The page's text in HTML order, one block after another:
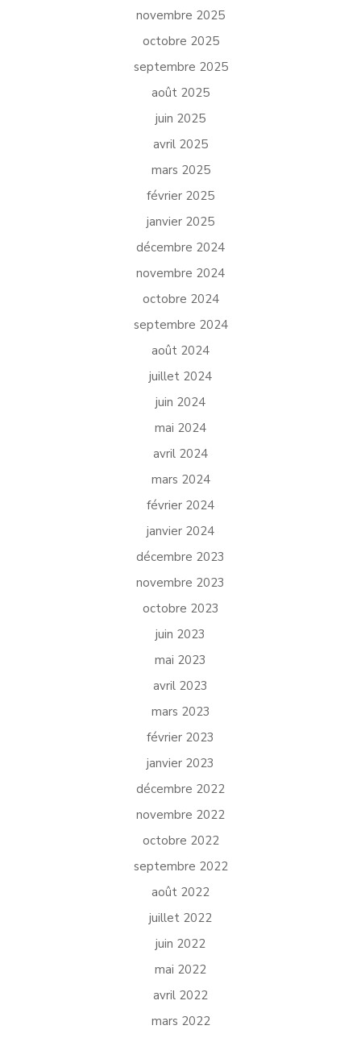
novembre 2025
octobre 2025
septembre 2025
août 2025
juin 2025
avril 2025
mars 2025
février 2025
janvier 2025
décembre 2024
novembre 2024
octobre 2024
septembre 2024
août 2024
juillet 2024
juin 2024
mai 2024
avril 2024
mars 2024
février 2024
janvier 2024
décembre 2023
novembre 2023
octobre 2023
juin 2023
mai 2023
avril 2023
mars 2023
février 2023
janvier 2023
décembre 2022
novembre 2022
octobre 2022
septembre 2022
août 2022
juillet 2022
juin 2022
mai 2022
avril 2022
mars 2022